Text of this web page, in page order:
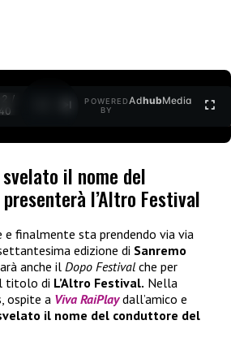
/
POWERED
BY
AdhubMedia
il nome del
l’Altro Festival
e finalmente sta prendendo via via
edizione di Sanremo
anche il Dopo Festival che per
titolo di L’Altro Festival. Nella
ospite a Viva RaiPlay dall’amico e
il nome del conduttore del